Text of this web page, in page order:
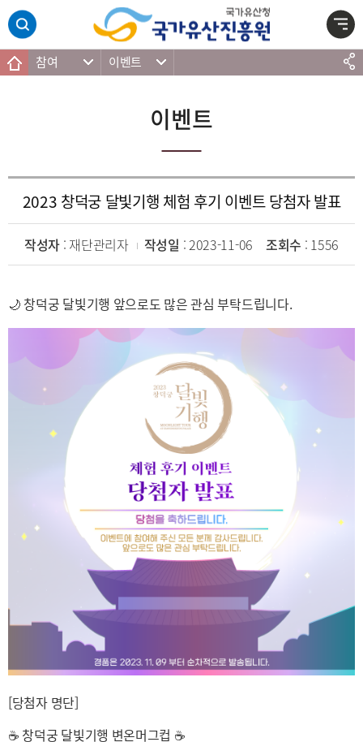
본문 바로가기
주메뉴 바로가기
하단 바로가기
참여 이벤트
이벤트
2023 창덕궁 달빛기행 체험 후기 이벤트 당첨자 발표
작성자 : 재단관리자 작성일 : 2023-11-06 조회수 : 1556
🌙 창덕궁 달빛기행 앞으로도 많은 관심 부탁드립니다.
[당첨자 명단]
☕ 창덕궁 달빛기행 변온머그컵 ☕